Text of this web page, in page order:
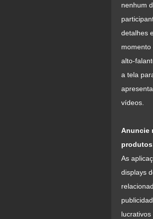
nenhum
detalhes
alto-
a tela
vídeos.
Anuncie
As
displays